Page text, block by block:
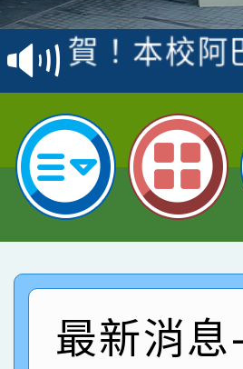
賽 洪綺君
名
賀！本校阿
倩參加桃園
名 指導老
賀！本校四
園市英語競
指導老師林
賀！本校參
賽 劉文瑛
臺灣台語-
賀！本校參
市賽榮獲科
創客第三名
賀！本校參
賽 洪綺君
名
賀！本校阿
倩參加桃園
賀！本校四
最新消